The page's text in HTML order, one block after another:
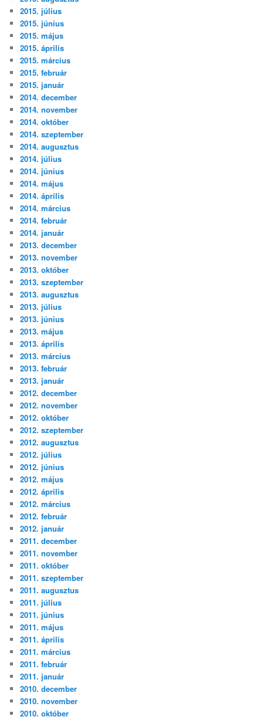
2015. július
2015. június
2015. május
2015. április
2015. március
2015. február
2015. január
2014. december
2014. november
2014. október
2014. szeptember
2014. augusztus
2014. július
2014. június
2014. május
2014. április
2014. március
2014. február
2014. január
2013. december
2013. november
2013. október
2013. szeptember
2013. augusztus
2013. július
2013. június
2013. május
2013. április
2013. március
2013. február
2013. január
2012. december
2012. november
2012. október
2012. szeptember
2012. augusztus
2012. július
2012. június
2012. május
2012. április
2012. március
2012. február
2012. január
2011. december
2011. november
2011. október
2011. szeptember
2011. augusztus
2011. július
2011. június
2011. május
2011. április
2011. március
2011. február
2011. január
2010. december
2010. november
2010. október